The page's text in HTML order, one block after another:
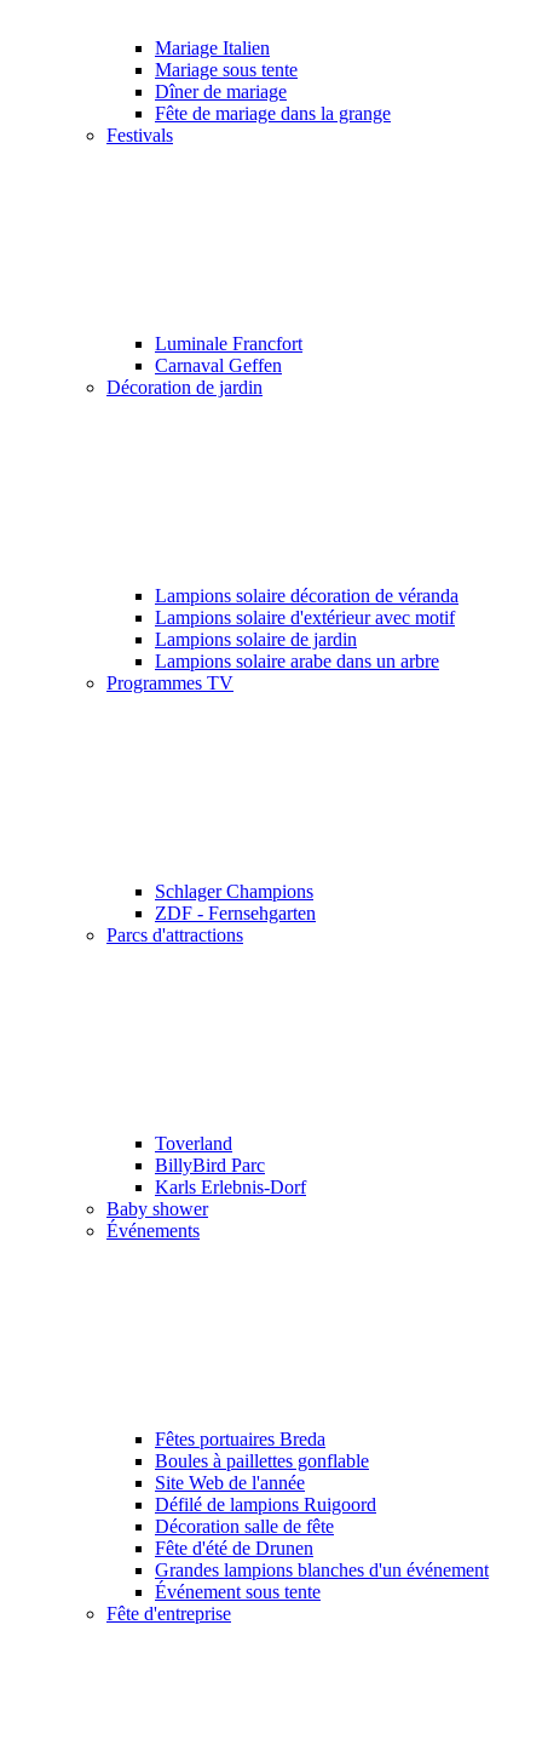
Mariage Italien
Mariage sous tente
Dîner de mariage
Fête de mariage dans la grange
Festivals
Luminale Francfort
Carnaval Geffen
Décoration de jardin
Lampions solaire décoration de véranda
Lampions solaire d'extérieur avec motif
Lampions solaire de jardin
Lampions solaire arabe dans un arbre
Programmes TV
Schlager Champions
ZDF - Fernsehgarten
Parcs d'attractions
Toverland
BillyBird Parc
Karls Erlebnis-Dorf
Baby shower
Événements
Fêtes portuaires Breda
Boules à paillettes gonflable
Site Web de l'année
Défilé de lampions Ruigoord
Décoration salle de fête
Fête d'été de Drunen
Grandes lampions blanches d'un événement
Événement sous tente
Fête d'entreprise